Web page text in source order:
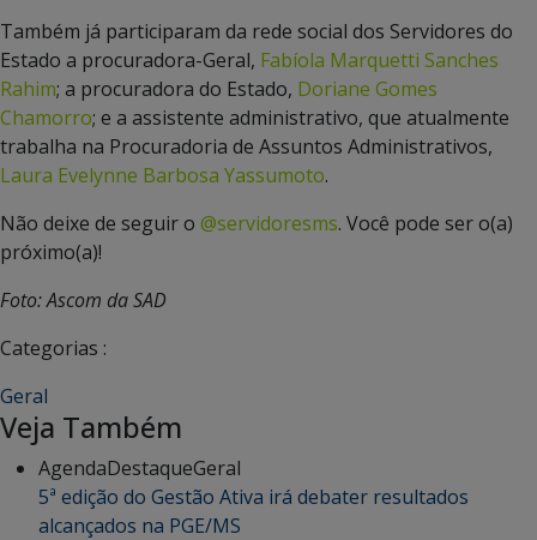
Também já participaram da rede social dos Servidores do
Estado a procuradora-Geral, Fabíola Marquetti Sanches
Rahim; a procuradora do Estado, Doriane Gomes
Chamorro; e a assistente administrativo, que atualmente
trabalha na Procuradoria de Assuntos Administrativos,
Laura Evelynne Barbosa Yassumoto.
Não deixe de seguir o @servidoresms. Você pode ser o(a)
próximo(a)!
Foto: Ascom da SAD
Categorias :
Geral
Veja Também
AgendaDestaqueGeral
5ª edição do Gestão Ativa irá debater resultados
alcançados na PGE/MS